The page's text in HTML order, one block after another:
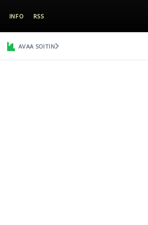
INFO RSS
AVAA SOITIN